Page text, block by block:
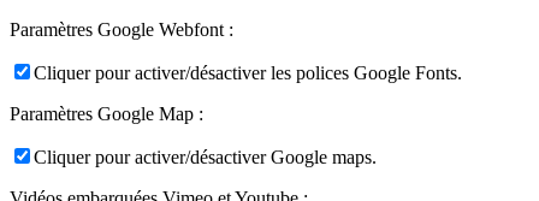
Paramètres Google Webfont :
Cliquer pour activer/désactiver les polices Google Fonts.
Paramètres Google Map :
Cliquer pour activer/désactiver Google maps.